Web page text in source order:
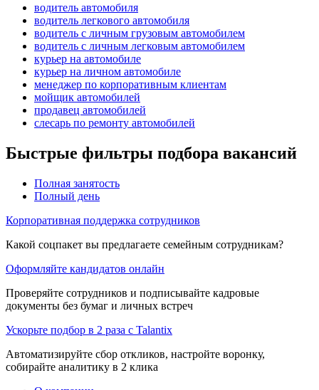
водитель автомобиля
водитель легкового автомобиля
водитель с личным грузовым автомобилем
водитель с личным легковым автомобилем
курьер на автомобиле
курьер на личном автомобиле
менеджер по корпоративным клиентам
мойщик автомобилей
продавец автомобилей
слесарь по ремонту автомобилей
Быстрые фильтры подбора вакансий
Полная занятость
Полный день
Корпоративная поддержка сотрудников
Какой соцпакет вы предлагаете семейным сотрудникам?
Оформляйте кандидатов онлайн
Проверяйте сотрудников и подписывайте кадровые
документы без бумаг и личных встреч
Ускорьте подбор в 2 раза с Talantix
Автоматизируйте сбор откликов, настройте воронку,
собирайте аналитику в 2 клика